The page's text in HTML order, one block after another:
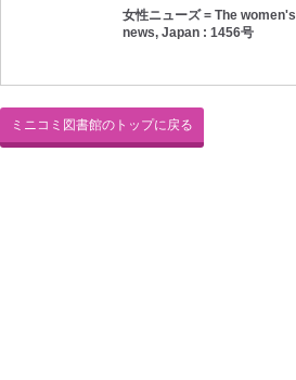
女性ニューズ = The women's
news, Japan : 1456号
ミニコミ図書館のトップに戻る